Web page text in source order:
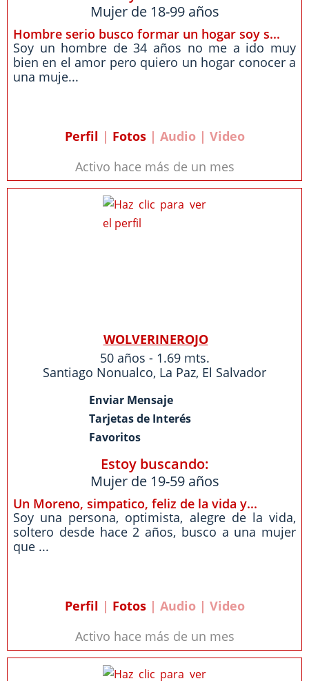
Mujer de 18-99 años
Hombre serio busco formar un hogar soy s...
Soy un hombre de 34 años no me a ido muy
bien en el amor pero quiero un hogar conocer a
una muje...
Perfil | Fotos| Audio | Video
Activo hace más de un mes
WOLVERINEROJO
50 años - 1.69 mts.
Santiago Nonualco, La Paz, El Salvador
Enviar Mensaje
Tarjetas de Interés
Favoritos
Estoy buscando:
Mujer de 19-59 años
Un Moreno, simpatico, feliz de la vida y...
Soy una persona, optimista, alegre de la vida,
soltero desde hace 2 años, busco a una mujer
que ...
Perfil | Fotos| Audio | Video
Activo hace más de un mes